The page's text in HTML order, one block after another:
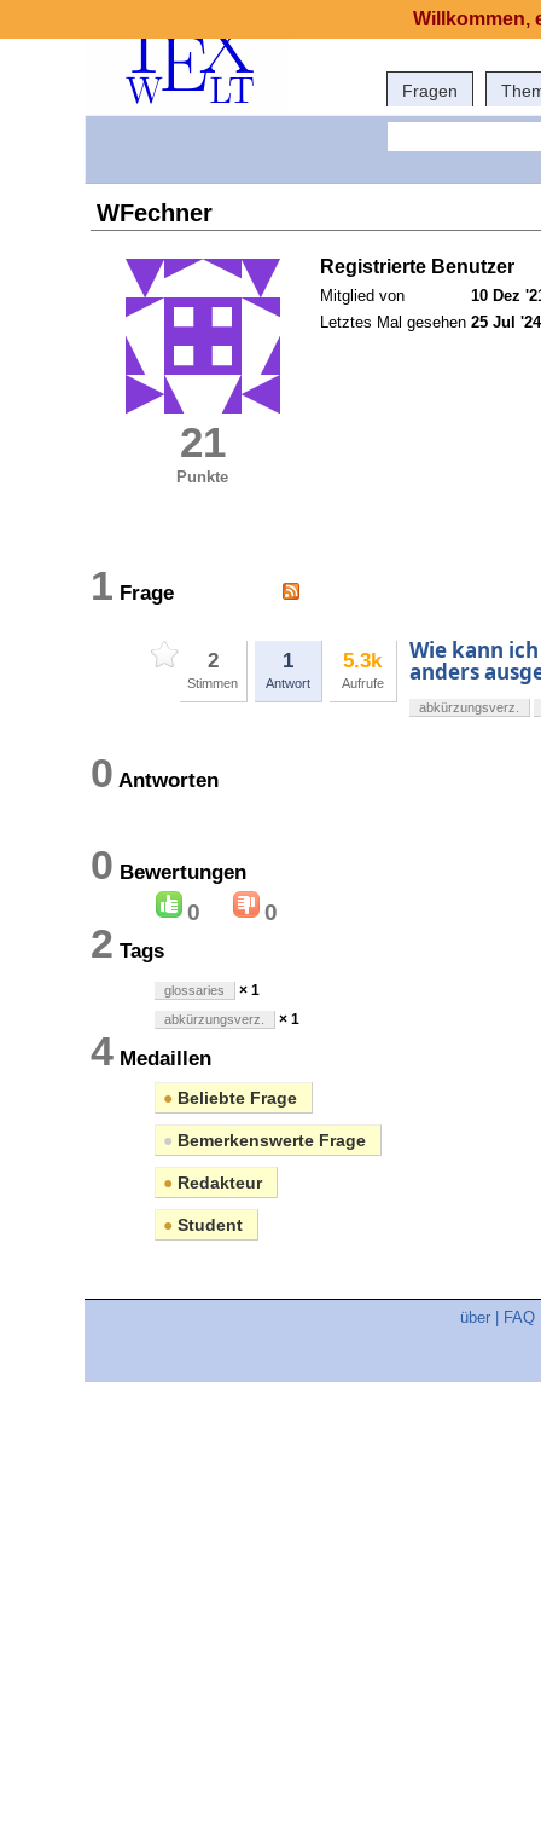
Fragen
WFechner
21
Punkte
Registrierte Benutzer
Mitglied von
10 Dez
Letztes Mal gesehen 25 Jul
1 Frage
2
Stimmen
1
Antwort
5.3k
Aufrufe
Wie kann
anders
abkürzungsverz.
0 Antworten
0 Bewertungen
0 0
2 Tags
glossaries × 1
abkürzungsverz. × 1
4 Medaillen
● Beliebte Frage
● Bemerkenswerte Frage
● Redakteur
● Student
über FAQ
Willkommen,